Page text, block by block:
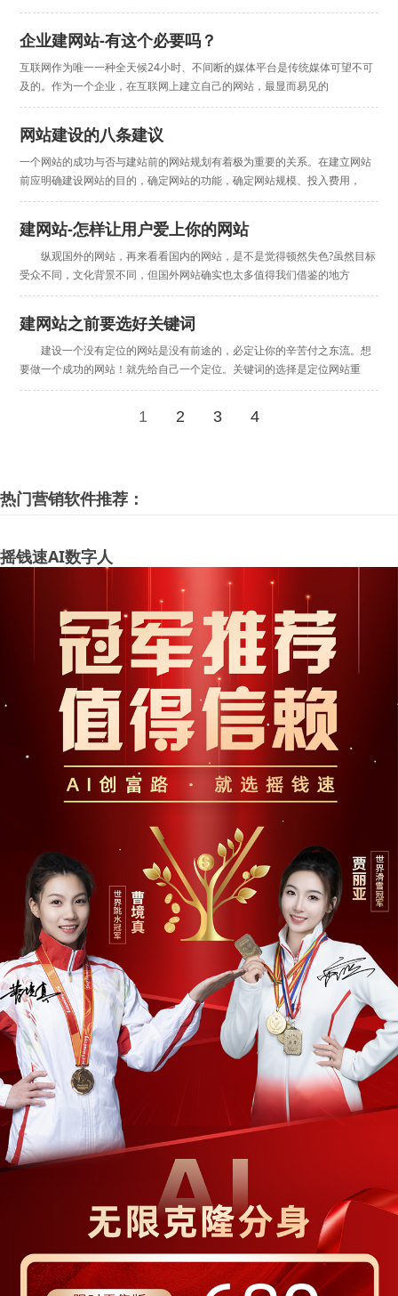
企业建网站-有这个必要吗？
互联网作为唯一一种全天候24小时、不间断的媒体平台是传统媒体可望不可
及的。作为一个企业，在互联网上建立自己的网站，最显而易见的
网站建设的八条建议
一个网站的成功与否与建站前的网站规划有着极为重要的关系。在建立网站
前应明确建设网站的目的，确定网站的功能，确定网站规模、投入费用，
建网站-怎样让用户爱上你的网站
纵观国外的网站，再来看看国内的网站，是不是觉得顿然失色?虽然目标
受众不同，文化背景不同，但国外网站确实也太多值得我们借鉴的地方
建网站之前要选好关键词
建设一个没有定位的网站是没有前途的，必定让你的辛苦付之东流。想
要做一个成功的网站！就先给自己一个定位。关键词的选择是定位网站重
1 2 3 4
热门营销软件推荐：
摇钱速AI数字人